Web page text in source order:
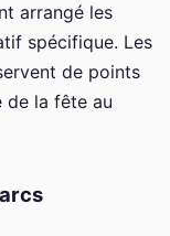
arrangé les
spécifique. Les
de points
de la fête au